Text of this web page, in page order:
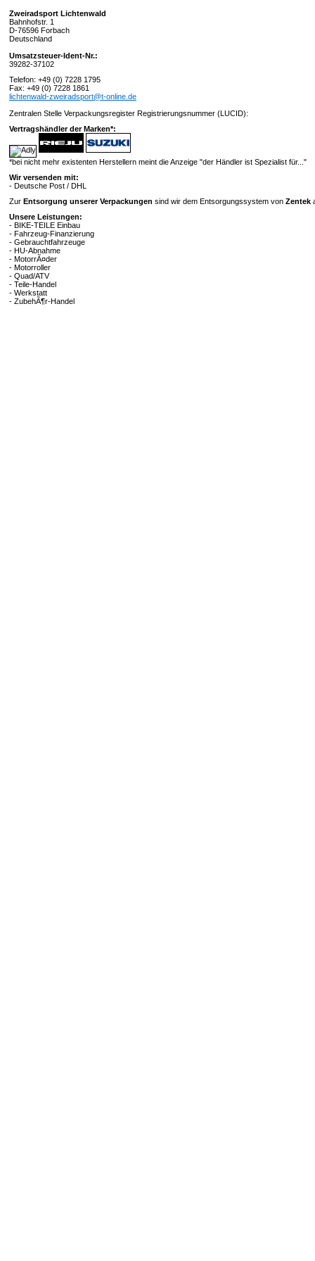
Zweiradsport Lichtenwald
Bahnhofstr. 1
D-76596 Forbach
Deutschland
Umsatzsteuer-Ident-Nr.:
39282-37102
Telefon: +49 (0) 7228 1795
Fax: +49 (0) 7228 1861
lichtenwald-zweiradsport@t-online.de
Zentralen Stelle Verpackungsregister Registrierungsnummer (LUCID):
Vertragshändler der Marken*:
*bei nicht mehr existenten Herstellern meint die Anzeige "der Händler ist Spezialist für..."
Wir versenden mit:
- Deutsche Post / DHL
Zur Entsorgung unserer Verpackungen sind wir dem Entsorgungssystem von Zentek
Unsere Leistungen:
- BIKE-TEILE Einbau
- Fahrzeug-Finanzierung
- Gebrauchtfahrzeuge
- HU-Abnahme
- MotorrÃ¤der
- Motorroller
- Quad/ATV
- Teile-Handel
- Werkstatt
- ZubehÃ¶r-Handel